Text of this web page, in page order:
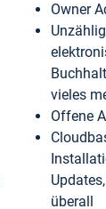
Owner
vieles
Offene
überall